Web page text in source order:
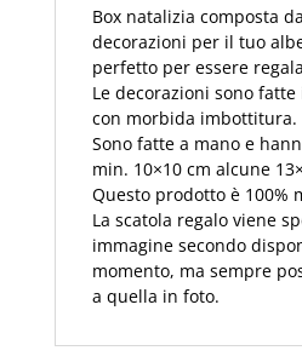
Box natalizia composta
decorazioni per il tuo
perfetto per essere
Le decorazioni sono
con morbida imbottitura.
Sono fatte a mano e
min. 10×10 cm alcune
Questo prodotto è 100%
La scatola regalo viene
immagine secondo
momento, ma sempre
a quella in foto.